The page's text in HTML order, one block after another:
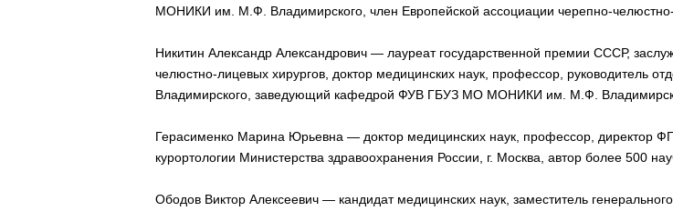
МОНИКИ им. М.Ф. Владимирского, член Европейской ассоциации черепно-
Никитин Александр Александрович — лауреат государственной премии СССР,
челюстно-лицевых хирургов, доктор медицинских наук, профессор,
Владимирского, заведующий кафедрой ФУВ ГБУЗ МО МОНИКИ им. М.Ф.
Герасименко Марина Юрьевна — доктор медицинских наук, профессор, директор
курортологии Министерства здравоохранения России, г. Москва, автор более 500
Ободов Виктор Алексеевич — кандидат медицинских наук, заместитель